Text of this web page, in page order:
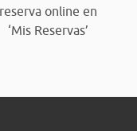
reserva online en
‘Mis Reservas’